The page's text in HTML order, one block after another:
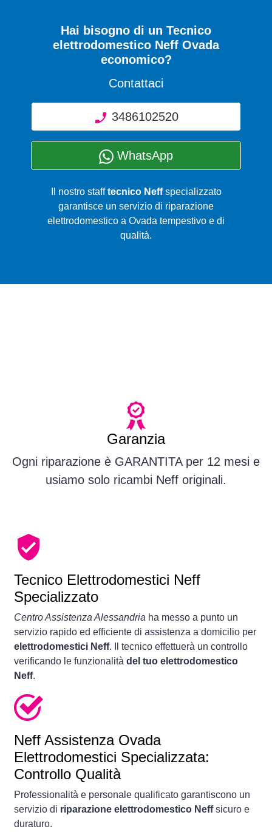
Hai bisogno di un Tecnico
elettrodomestico Neff Ovada
economico?
Contattaci
3486102520
WhatsApp
Il nostro stafftecnico Neffspecializzato
garantisce un servizio di riparazione
elettrodomestico a Ovada tempestivo e di
qualità.
Garanzia
Ogni riparazione è GARANTITA per 12 mesi e
usiamo solo ricambi Neff originali.
Tecnico Elettrodomestici Neff
Specializzato
Centro Assistenza Alessandria ha messo a punto un
servizio rapido ed efficiente di assistenza a domicilio per
elettrodomestici Neff. Il tecnico effettuerà un controllo
verificando le funzionalità del tuo elettrodomestico
Neff.
Neff Assistenza Ovada
Elettrodomestici Specializzata:
Controllo Qualità
Professionalità e personale qualificato garantiscono un
servizio di riparazione elettrodomestico Neffsicuro e
duraturo.